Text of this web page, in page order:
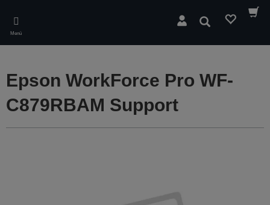
main
content
Menü
Suchen
Epson WorkForce Pro WF-
C879RBAM Support